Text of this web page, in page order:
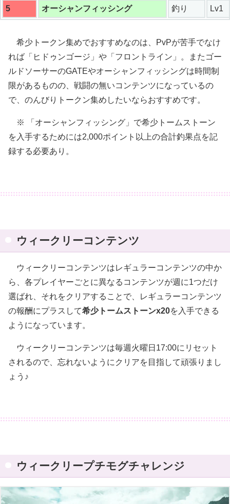
5 オーシャンフィッシング 釣り Lv1
希少トークン集めでおすすめなのは、PvPが苦手でなけ
れば「ヒドゥンゴージ」や「フロントライン」。またゴー
ルドソーサーのGATEやオーシャンフィッシングは時間制
限があるものの、戦闘の無いコンテンツになっているの
で、のんびりトークン集めしたいならおすすめです。
※ 「オーシャンフィッシング」で希少トームストーン
を入手するためには2,000ポイント以上の合計釣果点を記
録する必要あり。
ウィークリーコンテンツ
ウィークリーコンテンツはレギュラーコンテンツの中か
ら、各プレイヤーごとに異なるコンテンツが週に1つだけ
選ばれ、それをクリアすることで、レギュラーコンテンツ
の報酬にプラスして希少トームストーンx20を入手できる
ようになっています。
ウィークリーコンテンツは毎週火曜日17:00にリセット
されるので、忘れないようにクリアを目指して頑張りまし
ょう♪
ウィークリープチモグチャレンジ